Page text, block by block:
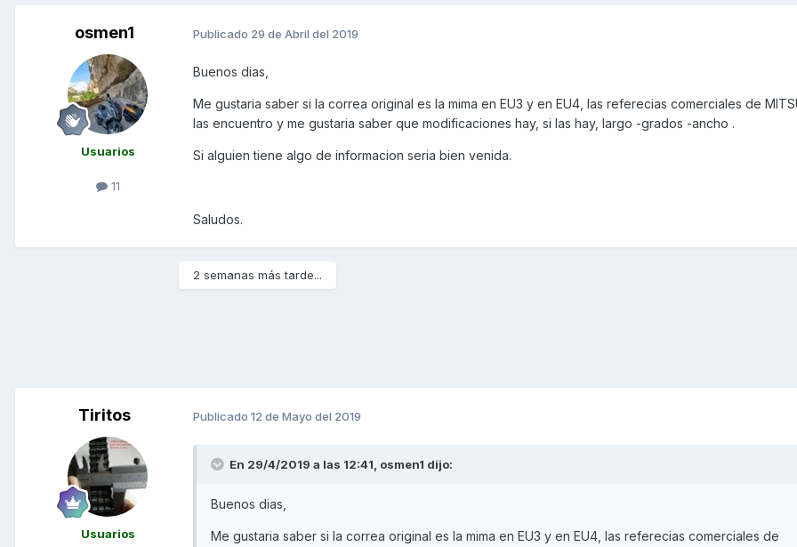
osmen1
Usuarios
11
Publicado 29 de Abril del 2019
Buenos dias,
Me gustaria saber si la correa original es la mima en EU3 y en EU4, las referecias comerciales de
las encuentro y me gustaria saber que modificaciones hay, si las hay, largo -grados -ancho .
Si alguien tiene algo de informacion seria bien venida.
Saludos.
2 semanas más tarde...
Tiritos
Usuarios
Publicado 12 de Mayo del 2019
En 29/4/2019 a las 12:41, osmen1 dijo:
Buenos dias,
Me gustaria saber si la correa original es la mima en EU3 y en EU4, las referecias comerciales de